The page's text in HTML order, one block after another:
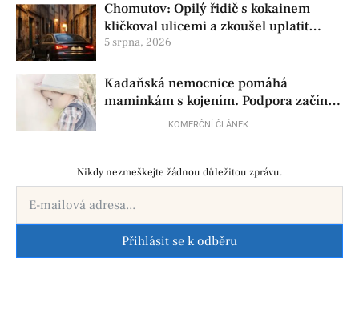
Chomutov: Opilý řidič s kokainem
kličkoval ulicemi a zkoušel uplatit
policisty
5 srpna, 2026
Kadaňská nemocnice pomáhá
maminkám s kojením. Podpora začíná
už před porodemKOMERČNÍ ČLÁNEK
Nikdy nezmeškejte žádnou důležitou zprávu.
Přihlásit se k odběru